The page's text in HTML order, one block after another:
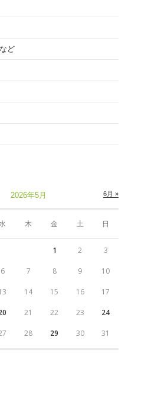
ど
2026年5月
木 金 土 日
6月 »
1 2 3
6 7 8 9 10
14 15 16 17
21 22 23 24
28 29 30 31